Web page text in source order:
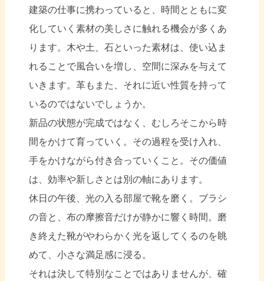
建築の仕事に携わっていると、時間とともに変
化していく素材の美しさに触れる機会が多くあ
ります。木や土、石といった素材は、使い込ま
れることで風合いを増し、空間に深みを与えて
いきます。革もまた、それに近い性質を持って
いるのではないでしょうか。
新品の状態が完成ではなく、むしろそこから時
間をかけて育っていく。その過程を受け入れ、
手をかけながら付き合っていくこと。その価値
は、効率や新しさとは別の軸にあります。
休日の午後、光の入る部屋で靴を磨く。ブラシ
の音と、布の摩擦音だけが静かに響く時間。磨
き終えた靴がやわらかく光を返してくるのを眺
めて、小さな満足感に浸る。
それは決して特別なことではありませんが、確